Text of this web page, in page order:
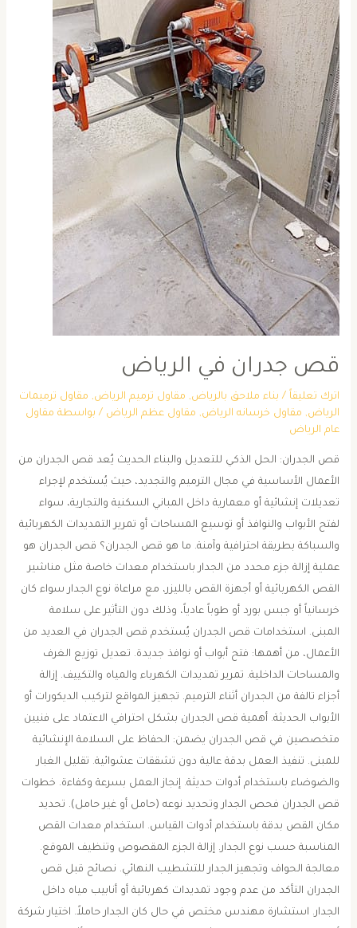
قص جدران في الرياض
اترك تعليقاً / بناء ملاحق بالرياض, مقاول ترميم الرياض, مقاول ترميمات
الرياض, مقاول خرسانه الرياض, مقاول عظم الرياض / بواسطة مقاول
عام الرياض
قص الجدران: الحل الذكي للتعديل والبناء الحديث يُعد قص الجدران من
الأعمال الأساسية في مجال الترميم والتجديد، حيث يُستخدم لإجراء
تعديلات إنشائية أو معمارية داخل المباني السكنية والتجارية، سواء
لفتح الأبواب والنوافذ أو توسيع المساحات أو تمرير التمديدات الكهربائية
والسباكة بطريقة احترافية وآمنة. ما هو قص الجدران؟ قص الجدران هو
عملية إزالة جزء محدد من الجدار باستخدام معدات خاصة مثل مناشير
القص الكهربائية أو أجهزة القص بالليزر، مع مراعاة نوع الجدار سواء كان
خرسانياً أو جبس بورد أو طوباً عادياً، وذلك دون التأثير على سلامة
المبنى. استخدامات قص الجدران يُستخدم قص الجدران في العديد من
الأعمال، من أهمها: فتح أبواب أو نوافذ جديدة. تعديل توزيع الغرف
والمساحات الداخلية. تمرير تمديدات الكهرباء والمياه والتكييف. إزالة
أجزاء تالفة من الجدران أثناء الترميم. تجهيز المواقع لتركيب الديكورات أو
الأبواب الحديثة. أهمية قص الجدران بشكل احترافي الاعتماد على فنيين
متخصصين في قص الجدران يضمن: الحفاظ على السلامة الإنشائية
للمبنى. تنفيذ العمل بدقة عالية دون تشققات عشوائية. تقليل الغبار
والضوضاء باستخدام أدوات حديثة. إنجاز العمل بسرعة وكفاءة. خطوات
قص الجدران فحص الجدار وتحديد نوعه (حامل أو غير حامل). تحديد
مكان القص بدقة باستخدام أدوات القياس. استخدام معدات القص
المناسبة حسب نوع الجدار. إزالة الجزء المقصوص وتنظيف الموقع.
معالجة الحواف وتجهيز الجدار للتشطيب النهائي. نصائح قبل قص
الجدران التأكد من عدم وجود تمديدات كهربائية أو أنابيب مياه داخل
الجدار. استشارة مهندس مختص في حال كان الجدار حاملاً. اختيار شركة